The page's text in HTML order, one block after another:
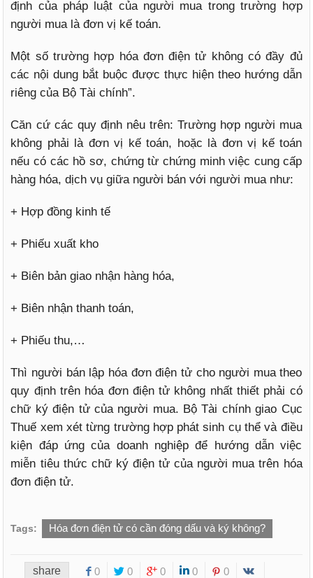
định của pháp luật của người mua trong trường hợp
người mua là đơn vị kế toán.
Một số trường hợp hóa đơn điện tử không có đầy đủ
các nội dung bắt buộc được thực hiện theo hướng dẫn
riêng của Bộ Tài chính”.
Căn cứ các quy định nêu trên: Trường hợp người mua
không phải là đơn vị kế toán, hoặc là đơn vị kế toán
nếu có các hồ sơ, chứng từ chứng minh việc cung cấp
hàng hóa, dịch vụ giữa người bán với người mua như:
+ Hợp đồng kinh tế
+ Phiếu xuất kho
+ Biên bản giao nhận hàng hóa,
+ Biên nhận thanh toán,
+ Phiếu thu,…
Thì người bán lập hóa đơn điện tử cho người mua theo
quy định trên hóa đơn điện tử không nhất thiết phải có
chữ ký điện tử của người mua. Bộ Tài chính giao Cục
Thuế xem xét từng trường hợp phát sinh cụ thể và điều
kiện đáp ứng của doanh nghiệp để hướng dẫn việc
miễn tiêu thức chữ ký điện tử của người mua trên hóa
đơn điện tử.
Tags: Hóa đơn điện tử có cần đóng dấu và ký không?
share 0 0 0 0 0